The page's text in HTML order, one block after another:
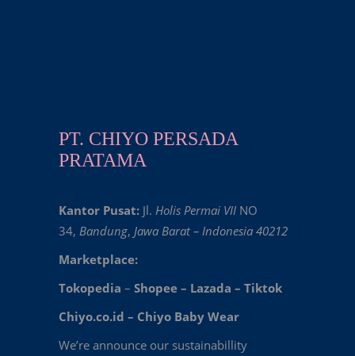
PT. CHIYO PERSADA
PRATAMA
Kantor Pusat: Jl. Holis Permai VII NO
34, Bandung, Jawa Barat – Indonesia 40212
Marketplace:
Tokopedia – Shopee – Lazada – Tiktok
Chiyo.co.id – Chiyo Baby Wear
We’re announce our sustainabillity